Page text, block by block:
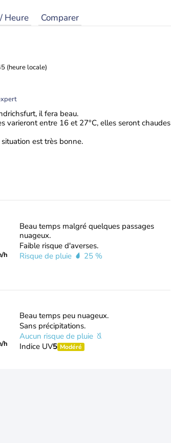
Heure Comparer
(heure locale)
il fera beau.
varieront entre 16 et 27°C, elles seront chaudes
est très bonne.
h
Beau temps malgré quelques passages
nuageux.
Faible risque d'averses.
Risque de pluie
25 %
h
Beau temps peu nuageux.
Sans précipitations.
Aucun risque de pluie
Indice UV5 Modéré